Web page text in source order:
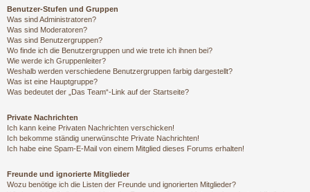
Benutzer-Stufen und Gruppen
Was sind Administratoren?
Was sind Moderatoren?
Was sind Benutzergruppen?
Wo finde ich die Benutzergruppen und wie trete ich ihnen bei?
Wie werde ich Gruppenleiter?
Weshalb werden verschiedene Benutzergruppen farbig dargestellt?
Was ist eine Hauptgruppe?
Was bedeutet der „Das Team“-Link auf der Startseite?
Private Nachrichten
Ich kann keine Privaten Nachrichten verschicken!
Ich bekomme ständig unerwünschte Private Nachrichten!
Ich habe eine Spam-E-Mail von einem Mitglied dieses Forums erhalten!
Freunde und ignorierte Mitglieder
Wozu benötige ich die Listen der Freunde und ignorierten Mitglieder?